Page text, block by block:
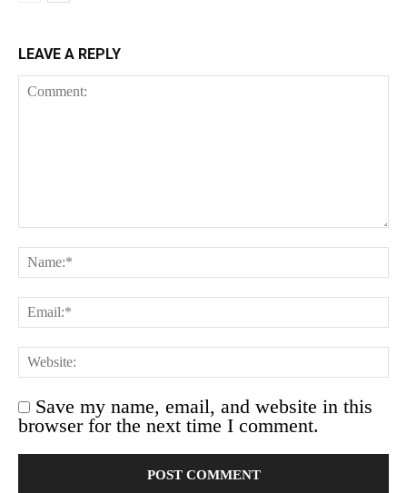
LEAVE A REPLY
Save my name, email, and website in this
browser for the next time I comment.